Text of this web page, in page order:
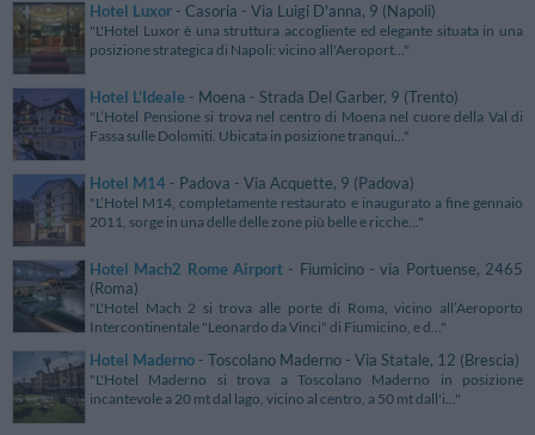
Hotel Luxor - Casoria - Via Luigi D'anna, 9 (Napoli)
"L'Hotel Luxor è una struttura accogliente ed elegante situata in una
posizione strategica di Napoli: vicino all'Aeroport..."
Hotel L’Ideale - Moena - Strada Del Garber, 9 (Trento)
"L’Hotel Pensione si trova nel centro di Moena nel cuore della Val di
Fassa sulle Dolomiti. Ubicata in posizione tranqui..."
Hotel M14 - Padova - Via Acquette, 9 (Padova)
"L’Hotel M14, completamente restaurato e inaugurato a fine gennaio
2011, sorge in una delle delle zone più belle e ricche..."
Hotel Mach2 Rome Airport - Fiumicino - via Portuense, 2465
(Roma)
"L'Hotel Mach 2 si trova alle porte di Roma, vicino all’Aeroporto
Intercontinentale "Leonardo da Vinci" di Fiumicino, e d..."
Hotel Maderno - Toscolano Maderno - Via Statale, 12 (Brescia)
"L'Hotel Maderno si trova a Toscolano Maderno in posizione
incantevole a 20 mt dal lago, vicino al centro, a 50 mt dall'i..."